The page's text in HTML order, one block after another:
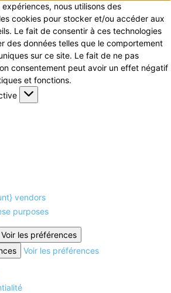
nous utilisons des
cookies pour stocker et/ou accéder aux
Le fait de consentir à ces technologies
des données telles que le comportement
sur ce site. Le fait de ne pas
consentement peut avoir un effet négatif
et fonctions.
vendors
purposes
Voir les préférences
Voir les préférences